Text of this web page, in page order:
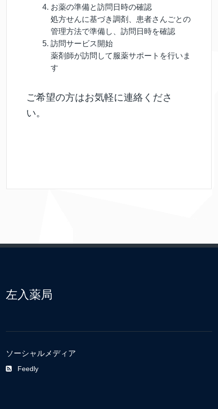
お薬の準備と訪問日時の確認
処方せんに基づき調剤、患者さんごとの
管理方法で準備し、訪問日時を確認
訪問サービス開始
薬剤師が訪問して服薬サポートを行いま
す
ご希望の方はお気軽に連絡くださ
い。
左入薬局
ソーシャルメディア
Feedly